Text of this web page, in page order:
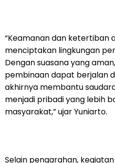
“Keamanan dan ketertiban
menciptakan lingkungan
Dengan suasana yang
pembinaan dapat berjalan
akhirnya membantu
menjadi pribadi yang lebih
masyarakat,” ujar Yuniarto.
Selain pengarahan,